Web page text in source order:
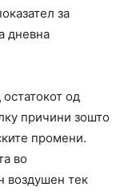
за
дневна
од
причини зошто
промени.
во
воздушен тек